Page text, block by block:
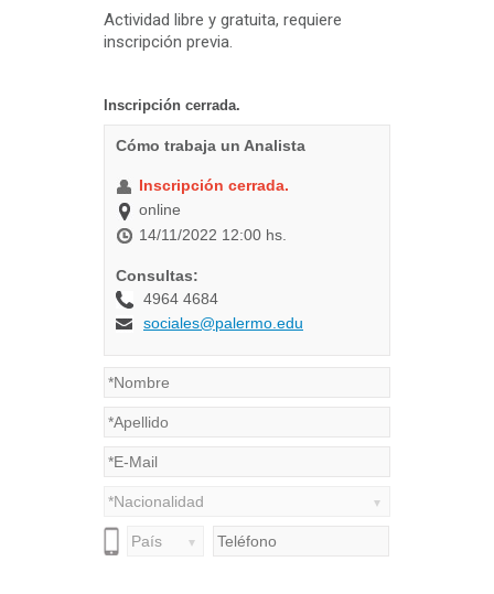
Actividad libre y gratuita, requiere
inscripción previa.